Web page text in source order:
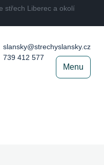
střech Liberec a okolí
slansky@strechyslansky.cz
739 412 577
Menu